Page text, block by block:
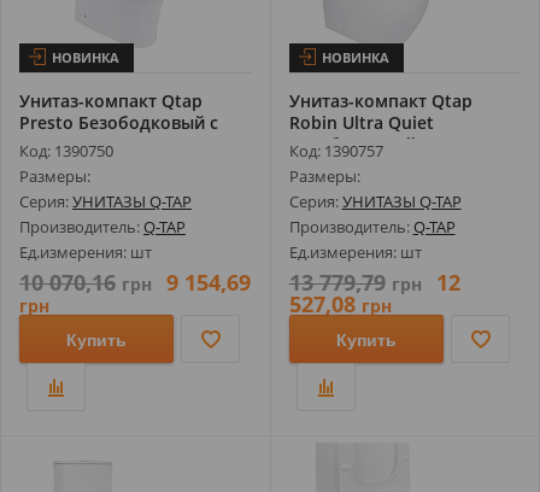
НОВИНКА
Унитаз-компакт Qtap
Presto Безободковый с
Сиденьем S...
Код: 1390750
Размеры:
Серия:УНИТАЗЫ Q-TAP
Производитель:Q-TAP
Ед.измерения: шт
10 070,16 грн 9 154,69
грн
Купить
НОВИНКА
Унитаз-компакт Qtap
Robin Ultra Quiet
Безободковый с...
Код: 1390757
Размеры:
Серия:УНИТАЗЫ Q-TAP
Производитель:Q-TAP
Ед.измерения: шт
13 779,79 грн 12
527,08 грн
Купить